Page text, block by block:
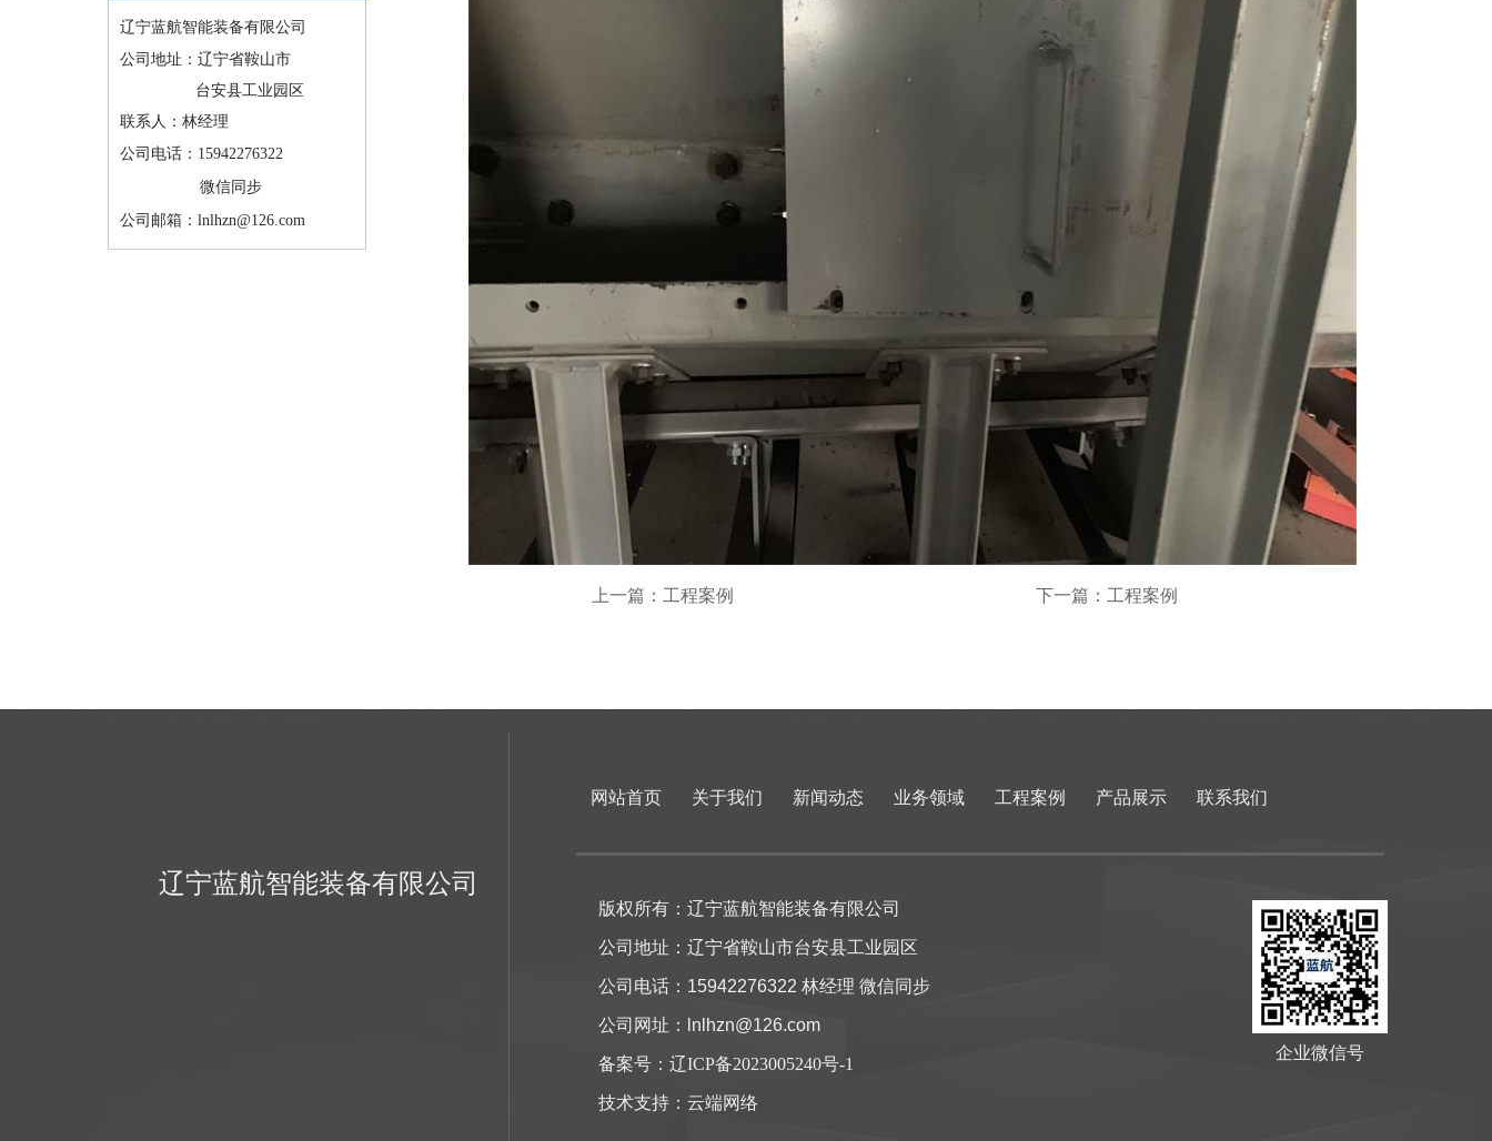
辽宁蓝航智能装备有限公司
公司地址：辽宁省鞍山市
台安县工业园区
联系人：林经理
公司电话：15942276322
微信同步
公司邮箱：lnlhzn@126.com
上一篇：工程案例 下一篇：工程案例
辽宁蓝航智能装备有限公司
网站首页 关于我们 新闻动态 业务领域 工程案例 产品展示 联系我们
版权所有：辽宁蓝航智能装备有限公司
公司地址：辽宁省鞍山市台安县工业园区
公司电话：15942276322 林经理 微信同步
公司网址：lnlhzn@126.com
备案号： 辽ICP备2023005240号-1
技术支持： 云端网络
企业微信号